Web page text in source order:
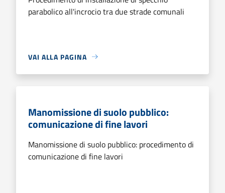
parabolico all'incrocio tra due strade comunali
VAI ALLA PAGINA
Manomissione di suolo pubblico:
comunicazione di fine lavori
Manomissione di suolo pubblico: procedimento di
comunicazione di fine lavori